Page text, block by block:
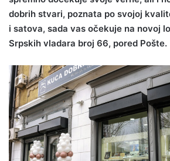
dobrih stvari, poznata po svojoj
i satova, sada vas očekuje na novoj
Srpskih vladara broj 66, pored Pošte.